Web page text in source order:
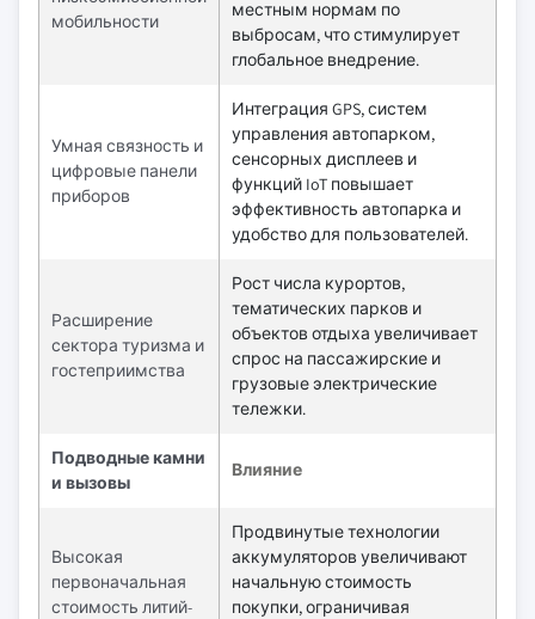
мобильности
местным нормам по
выбросам, что стимулирует
глобальное внедрение.
Умная связность и
цифровые панели
приборов
Интеграция GPS, систем
управления автопарком,
сенсорных дисплеев и
функций IoT повышает
эффективность автопарка и
удобство для пользователей.
Расширение
сектора туризма и
гостеприимства
Рост числа курортов,
тематических парков и
объектов отдыха увеличивает
спрос на пассажирские и
грузовые электрические
тележки.
Подводные камни
и вызовы
Влияние
Высокая
первоначальная
стоимость литий-
Продвинутые технологии
аккумуляторов увеличивают
начальную стоимость
покупки, ограничивая